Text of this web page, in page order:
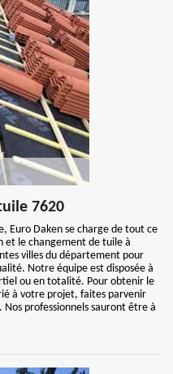
7620
Euro Daken se charge de tout ce
et le changement de tuile à
villes du département pour
Notre équipe est disposée à
ou en totalité. Pour obtenir le
à votre projet, faites parvenir
professionnels sauront être à